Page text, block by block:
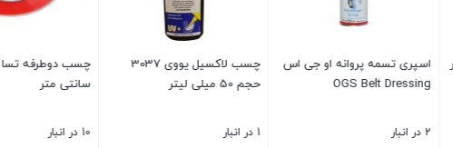
اسپری تسمه پروانه او جی اس
OGS Belt Dressing
چسب لاکسیل یووی 3037
حجم 50 میلی لیتر
سانتی متر